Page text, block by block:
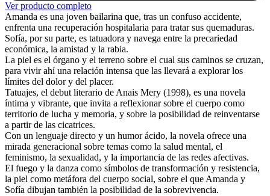
Ver producto completo
Amanda es una joven bailarina que, tras un confuso accidente,
enfrenta una recuperación hospitalaria para tratar sus quemaduras.
Sofía, por su parte, es tatuadora y navega entre la precariedad
económica, la amistad y la rabia.
La piel es el órgano y el terreno sobre el cual sus caminos se cruzan,
para vivir ahí una relación intensa que las llevará a explorar los
límites del dolor y del placer.
Tatuajes, el debut literario de Anais Mery (1998), es una novela
íntima y vibrante, que invita a reflexionar sobre el cuerpo como
territorio de lucha y memoria, y sobre la posibilidad de reinventarse
a partir de las cicatrices.
Con un lenguaje directo y un humor ácido, la novela ofrece una
mirada generacional sobre temas como la salud mental, el
feminismo, la sexualidad, y la importancia de las redes afectivas.
El fuego y la danza como símbolos de transformación y resistencia,
la piel como metáfora del cuerpo social, sobre el que Amanda y
Sofía dibujan también la posibilidad de la sobrevivencia.